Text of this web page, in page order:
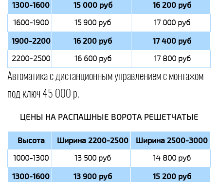
1300-1600 15 000 руб 16 200 руб
1600-1900 15 900 руб 17 000 руб
1900-2200 16 200 руб 17 400 руб
2200-2500 16 600 руб 17 800 руб
Автоматика с дистанционным управлением с монтажом
под ключ 45 000 р.
ЦЕНЫ НА РАСПАШНЫЕ ВОРОТА РЕШЕТЧАТЫЕ
Высота Ширина 2200-2500 Ширина 2500-3000
1000-1300 13 500 руб 14 800 руб
1300-1600 13 900 руб 15 200 руб